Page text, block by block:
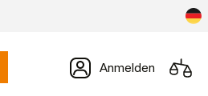
Anmelden